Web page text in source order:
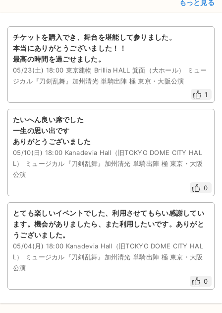
もっと見る
チケットを購入でき、舞台を堪能して参りました。
本当にありがとうございました！！
最高の時間を過ごせました。
05/23(土) 18:00 東京建物 Brillia HALL 箕面（大ホール） ミュー
ジカル『刀剣乱舞』加州清光 単騎出陣 極 東京・大阪公演
1
たいへん良い席でした
一生の思い出です
ありがとうございました
05/10(日) 18:00 Kanadevia Hall（旧TOKYO DOME CITY HAL
L） ミュージカル『刀剣乱舞』加州清光 単騎出陣 極 東京・大阪
公演
0
とても楽しいイベントでした、利用させてもらい感謝してい
ます。機会がありましたら、また利用したいです。ありがと
うございました。
05/04(月) 18:00 Kanadevia Hall（旧TOKYO DOME CITY HAL
L） ミュージカル『刀剣乱舞』加州清光 単騎出陣 極 東京・大阪
公演
0